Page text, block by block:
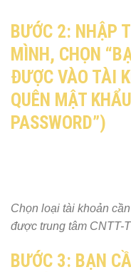
BƯỚC 2: NHẬP
MÌNH, CHỌN
ĐƯỢC VÀO TÀI
QUÊN MẬT
PASSWORD”)
Chọn loại tài khoản
được trung tâm CNTT-
BƯỚC 3: BẠN